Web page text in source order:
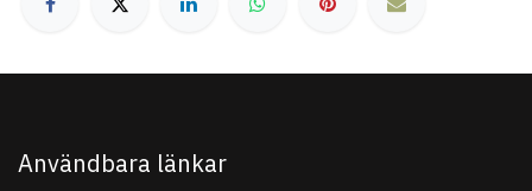
Användbara länkar